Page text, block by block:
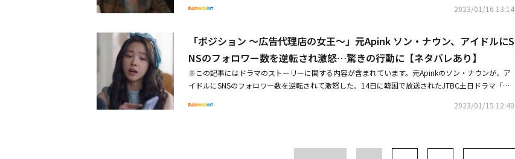
今すぐクビにして」とパク・ヨンウ（ハン・ジュンウ）に命令した。しかし、解雇指示は下されなか
た。カン・ハンナは、「一体記事がいくつ出たからって顔なのよ。あんな狂った奴が」として怒った
が、パク・ヨンウは「記事が出た人が1ヶ月も経たないうちに解雇されれば人々がじっとしているだ
ろうか」と話した。
がカン・ハンナ（ソン・ナウン）が甘い人ではないことに気づくシーンが描かれた。同日、コ・アイ
ナを利用しようとした。その一方でコ・アインは「カン・ハンナが僕が思ったよりバカだったらうま
くいかないだろう」と心配した。コ・アインはカン・ハンナがどんな人なのか知るために彼女のSNS
を見た。そして父親のカン・ヨンホ（ソン・ヨンチャン）に試みたヨーグルトの蓋の隠しカメラから
アイス・バケツ・チャレンジ、児童虐待に反対する1人デモ、日常写真などを一つ一つ見た。彼女が
注目したのは、カン・ハンナが「ブランド品中毒」「目立ちたがり屋」という誹謗中傷に「中毒では
ない。ブランド品以外に着たことがないだけ」「目立ちたがり屋です。関心を集めることが大好きで
2023/01/16 13:14
「ポジション ～広告代理店の女王～」元Apink ソン・ナウン、アイドルにS
NSのフォロワー数を逆転され激怒…驚きの行動に【ネタバレあり】
※この記事にはドラマのストーリーに関する内容が含まれています。元Apinkのソン・ナウンが、ア
イドルにSNSのフォロワー数を逆転されて激怒した。14日に韓国で放送されたJTBC土日ドラマ「ポ
ナ（ソン・ナウン）の姿が描かれた。この日、カン・ハンナは大声を出すと驚いて駆けつけたパク・
フォロワー数を指して「昨日までは私がこの子よりフォロワーが多かったの。でも曲を一つ出して私
2023/01/15 12:40